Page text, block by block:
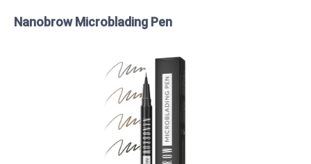
Nanobrow Microblading Pen